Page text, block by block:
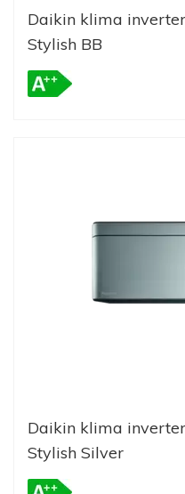
Daikin klima
Stylish BB
Daikin klima
Stylish Silver